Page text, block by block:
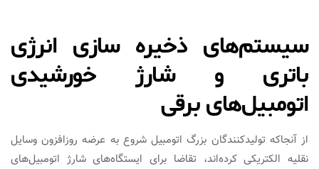
سیستم‌های ذخیره سازی انرژی
باتری و شارژ خورشیدی
اتومبیل‌های برقی
از آنجاکه تولیدکنندگان بزرگ اتومبیل شروع به عرضه روزافزون وسایل
نقلیه الکتریکی کرده‌اند، تقاضا برای ایستگاه‌های شارژ اتومبیل‌های